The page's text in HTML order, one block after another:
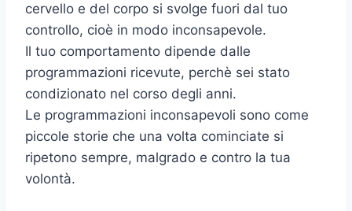
cervello e del corpo si svolge fuori dal tuo
controllo, cioè in modo inconsapevole.
Il tuo comportamento dipende dalle
programmazioni ricevute, perchè sei stato
condizionato nel corso degli anni.
Le programmazioni inconsapevoli sono come
piccole storie che una volta cominciate si
ripetono sempre, malgrado e contro la tua
volontà.